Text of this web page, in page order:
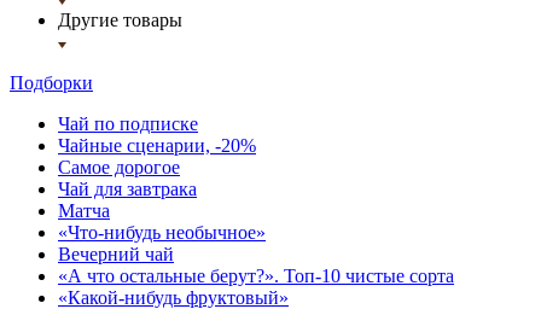
Другие товары
Подборки
Чай по подписке
Чайные сценарии, -20%
Самое дорогое
Чай для завтрака
Матча
«Что-нибудь необычное»
Вечерний чай
«А что остальные берут?». Топ-10 чистые сорта
«Какой-нибудь фруктовый»